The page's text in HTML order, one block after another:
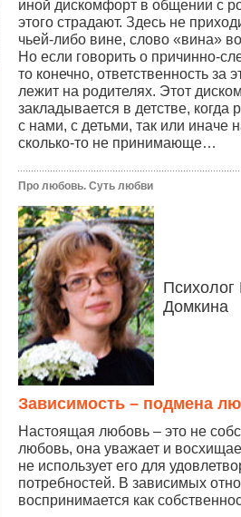
иной дискомфорт в общении с
этого страдают. Здесь не
чьей-либо вине, слово «вина»
Но если говорить о причинно-
то конечно, ответственность за
лежит на родителях. Этот
закладывается в детстве, когда
с нами, с детьми, так или иначе
сколько-то не принимающе…
Про любовь. Суть любви
Психолог
Домкина
Зависимость – подмена
Настоящая любовь – это не
любовь, она уважает и
не использует его для
потребностей. В зависимых
воспринимается как